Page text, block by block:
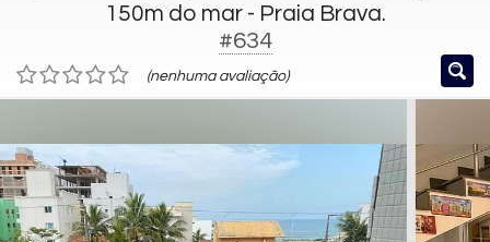
150m do mar - Praia Brava.
#634
(nenhuma avaliação)